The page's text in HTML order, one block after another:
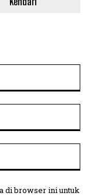
di browser ini untuk